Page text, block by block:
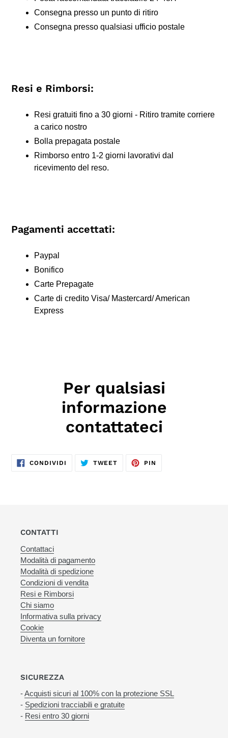
Consegna presso un punto di ritiro
Consegna presso qualsiasi ufficio postale
Resi e Rimborsi:
Resi gratuiti fino a 30 giorni - Ritiro tramite corriere
a carico nostro
Bolla prepagata postale
Rimborso entro 1-2 giorni lavorativi dal
ricevimento del reso.
Pagamenti accettati:
Paypal
Bonifico
Carte Prepagate
Carte di credito Visa/ Mastercard/ American
Express
Per qualsiasi
informazione
contattateci
CONDIVIDI CONDIVIDITWEET TWITTA PIN
CONTATTI
Contattaci
Modalità di pagamento
Modalità di spedizione
Condizioni di vendita
Resi e Rimborsi
Chi siamo
Informativa sulla privacy
Cookie
Diventa un fornitore
SICUREZZA
-Acquisti sicuri al 100% con la protezione SSL
- Spedizioni tracciabili e gratuite
- Resi entro 30 giorni